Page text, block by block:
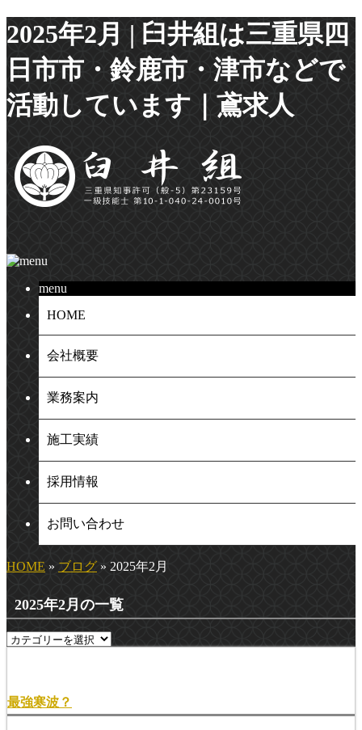
2025年2月 | 臼井組は三重県四
日市市・鈴鹿市・津市などで
活動しています｜鳶求人
menu
HOME
会社概要
業務案内
施工実績
採用情報
お問い合わせ
HOME » ブログ » 2025年2月
2025年2月の一覧
最強寒波？